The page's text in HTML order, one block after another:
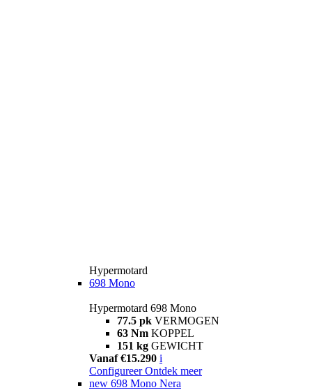
Hypermotard
698 Mono
Hypermotard 698 Mono
77.5 pk VERMOGEN
63 Nm KOPPEL
151 kg GEWICHT
Vanaf €15.290 i
Configureer Ontdek meer
new 698 Mono Nera